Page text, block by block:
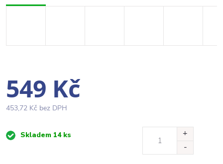
549 Kč
453,72 Kč bez DPH
MěrnáSkladem 14 ks